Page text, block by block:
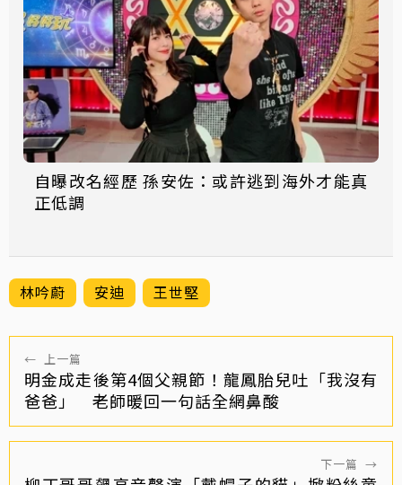
自曝改名經歷 孫安佐：或許逃到海外才能真
正低調
林吟蔚 安迪 王世堅
← 上一篇
明金成走後第4個父親節！龍鳳胎兒吐「我沒有
爸爸」 老師暖回一句話全網鼻酸
下一篇 →